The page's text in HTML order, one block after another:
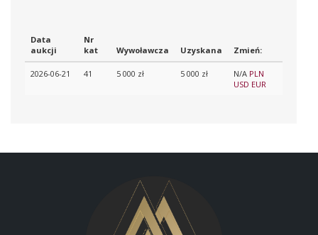
Data
aukcji
Nr
kat
Wywoławcza Uzyskana Zmień:
2026-06-21 41 5 000 zł 5 000 zł N/A PLN
USD EUR